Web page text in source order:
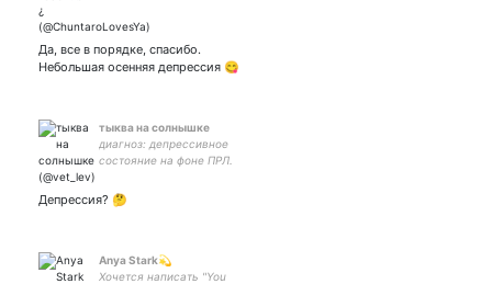
Да, все в порядке, спасибо.
Небольшая осенняя депрессия 😋
тыква на солнышке
диагноз: депрессивное
состояние на фоне ПРЛ.
жизни
Депрессия? 🤔
Anya Stark💫
Хочется написать "You